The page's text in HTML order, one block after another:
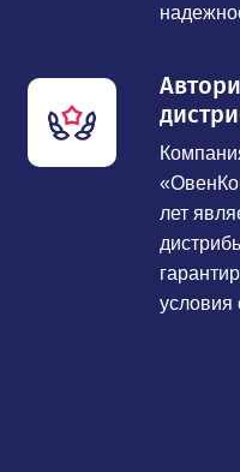
лет
условия